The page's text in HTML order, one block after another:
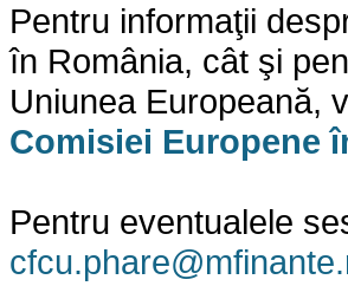
Pentru informaţii
în România, cât şi
Uniunea Europeană,
Comisiei Europene
Pentru eventualele